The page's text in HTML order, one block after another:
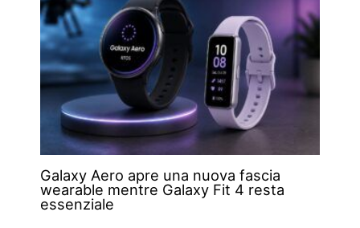
Galaxy Aero apre una nuova fascia
wearable mentre Galaxy Fit 4 resta
essenziale